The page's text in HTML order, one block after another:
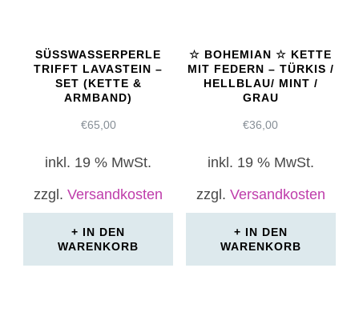
SÜSSWASSERPERLE T
RIFFT LAVASTEIN – S
ET (KETTE & A
RMBAND)
€65,00
inkl. 19 % MwSt.
zzgl.Versandkosten
IN DEN
WARENKORB
☆ BOHEMIAN ☆ KETTE
MIT FEDERN – TÜRKIS /
HELLBLAU/ MINT /
GRAU
€36,00
inkl. 19 % MwSt.
zzgl. Versandkosten
IN DEN
WARENKORB